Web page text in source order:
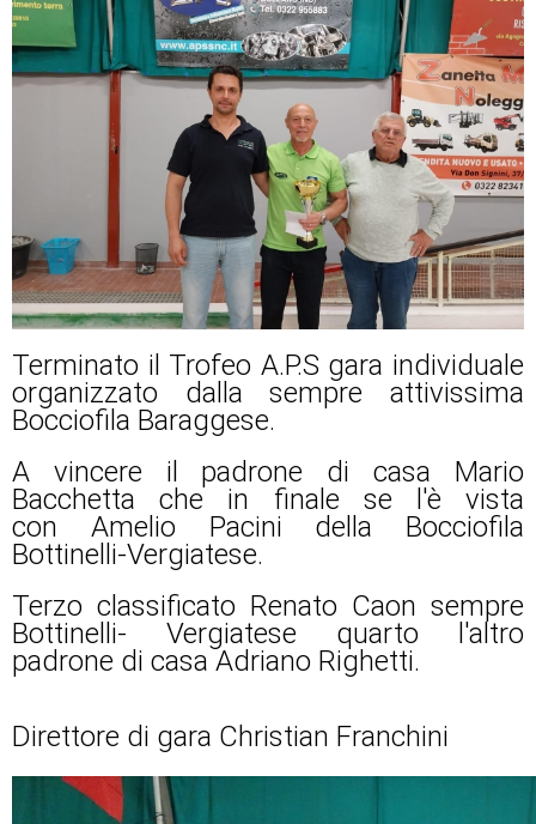
Terminato il Trofeo A.P.S gara individuale
organizzato dalla sempre attivissima
Bocciofila Baraggese.
A vincere il padrone di casa Mario
Bacchetta che in finale se l'è vista
con Amelio Pacini della Bocciofila
Bottinelli-Vergiatese.
Terzo classificato Renato Caon sempre
Bottinelli- Vergiatese quarto l'altro
padrone di casa Adriano Righetti.
Direttore di gara Christian Franchini